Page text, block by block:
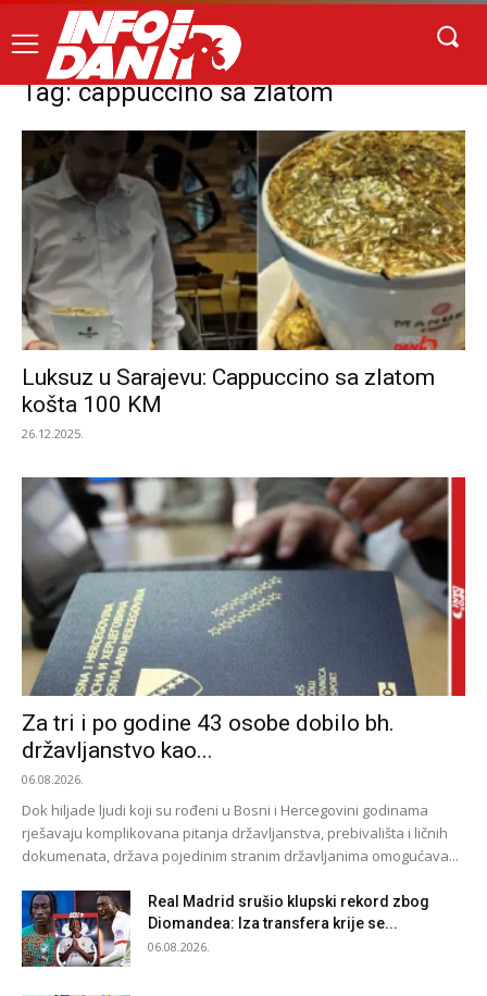
Tag: cappuccino sa zlatom
Luksuz u Sarajevu: Cappuccino sa zlatom
košta 100 KM
26.12.2025.
Za tri i po godine 43 osobe dobilo bh.
državljanstvo kao...
06.08.2026.
Dok hiljade ljudi koji su rođeni u Bosni i Hercegovini godinama
rješavaju komplikovana pitanja državljanstva, prebivališta i ličnih
dokumenata, država pojedinim stranim državljanima omogućava...
Real Madrid srušio klupski rekord zbog
Diomandea: Iza transfera krije se...
06.08.2026.